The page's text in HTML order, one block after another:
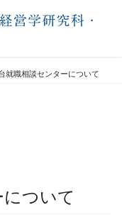
就職相談センターについて
ついて